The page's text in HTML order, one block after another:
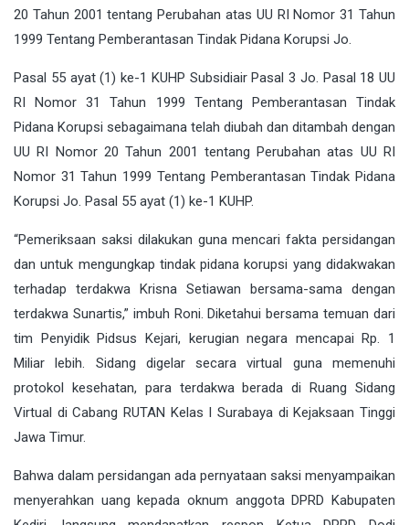
20 Tahun 2001 tentang Perubahan atas UU RI Nomor 31 Tahun
1999 Tentang Pemberantasan Tindak Pidana Korupsi Jo.
Pasal 55 ayat (1) ke-1 KUHP Subsidiair Pasal 3 Jo. Pasal 18 UU
RI Nomor 31 Tahun 1999 Tentang Pemberantasan Tindak
Pidana Korupsi sebagaimana telah diubah dan ditambah dengan
UU RI Nomor 20 Tahun 2001 tentang Perubahan atas UU RI
Nomor 31 Tahun 1999 Tentang Pemberantasan Tindak Pidana
Korupsi Jo. Pasal 55 ayat (1) ke-1 KUHP.
“Pemeriksaan saksi dilakukan guna mencari fakta persidangan
dan untuk mengungkap tindak pidana korupsi yang didakwakan
terhadap terdakwa Krisna Setiawan bersama-sama dengan
terdakwa Sunartis,” imbuh Roni. Diketahui bersama temuan dari
tim Penyidik Pidsus Kejari, kerugian negara mencapai Rp. 1
Miliar lebih. Sidang digelar secara virtual guna memenuhi
protokol kesehatan, para terdakwa berada di Ruang Sidang
Virtual di Cabang RUTAN Kelas I Surabaya di Kejaksaan Tinggi
Jawa Timur.
Bahwa dalam persidangan ada pernyataan saksi menyampaikan
menyerahkan uang kepada oknum anggota DPRD Kabupaten